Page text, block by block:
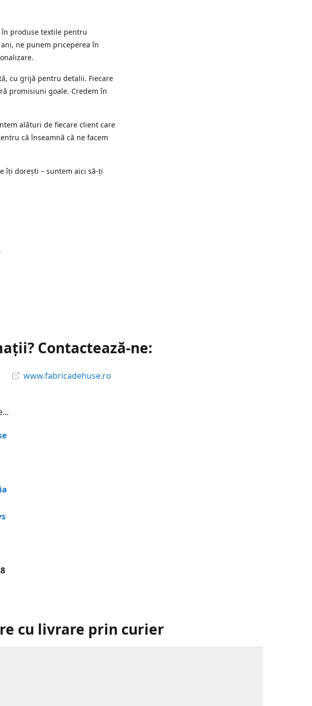
produse textile pentru
ne punem priceperea în
cu grijă pentru detalii. Fiecare
promisiuni goale. Credem în
alături de fiecare client care
că înseamnă că ne facem
îți dorești – suntem aici să-ți
Contactează-ne:
www.fabricadehuse.ro
cu livrare prin curier